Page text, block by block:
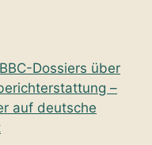
Dossiers über
–
auf deutsche